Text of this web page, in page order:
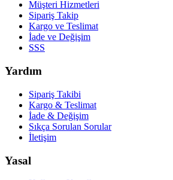
Müşteri Hizmetleri
Sipariş Takip
Kargo ve Teslimat
İade ve Değişim
SSS
Yardım
Sipariş Takibi
Kargo & Teslimat
İade & Değişim
Sıkça Sorulan Sorular
İletişim
Yasal